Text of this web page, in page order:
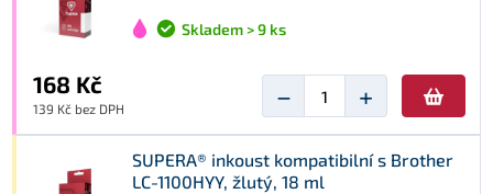
Skladem > 9 ks
168 Kč
139 Kč bez DPH − +
SUPERA® inkoust kompatibilní s Brother
LC-1100HYY, žlutý, 18 ml